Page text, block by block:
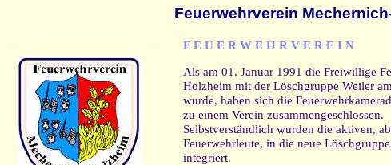
Feuerwehrverein
F E U E R W E H R V E R E I N
Als am 01. Januar 1991 die Freiwillige
Holzheim mit der Löschgruppe Weiler
wurde, haben sich die
zu einem Verein zusammengeschlossen.
Selbstverständlich wurden die aktiven,
Feuerwehrleute, in die neue
integriert.